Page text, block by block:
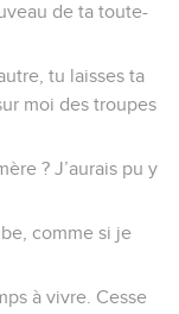
de ta toute-
tu laisses ta
moi des troupes
? J’aurais pu y
comme si je
à vivre. Cesse